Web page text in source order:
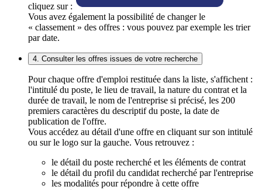
cliquez sur :
Vous avez également la possibilité de changer le
« classement » des offres : vous pouvez par exemple les trier
par date.
4. Consulter les offres issues de votre recherche
Pour chaque offre d'emploi restituée dans la liste, s'affichent :
l'intitulé du poste, le lieu de travail, la nature du contrat et la
durée de travail, le nom de l'entreprise si précisé, les 200
premiers caractères du descriptif du poste, la date de
publication de l'offre.
Vous accédez au détail d'une offre en cliquant sur son intitulé
ou sur le logo sur la gauche. Vous retrouvez :
le détail du poste recherché et les éléments de contrat
le détail du profil du candidat recherché par l'entreprise
les modalités pour répondre à cette offre